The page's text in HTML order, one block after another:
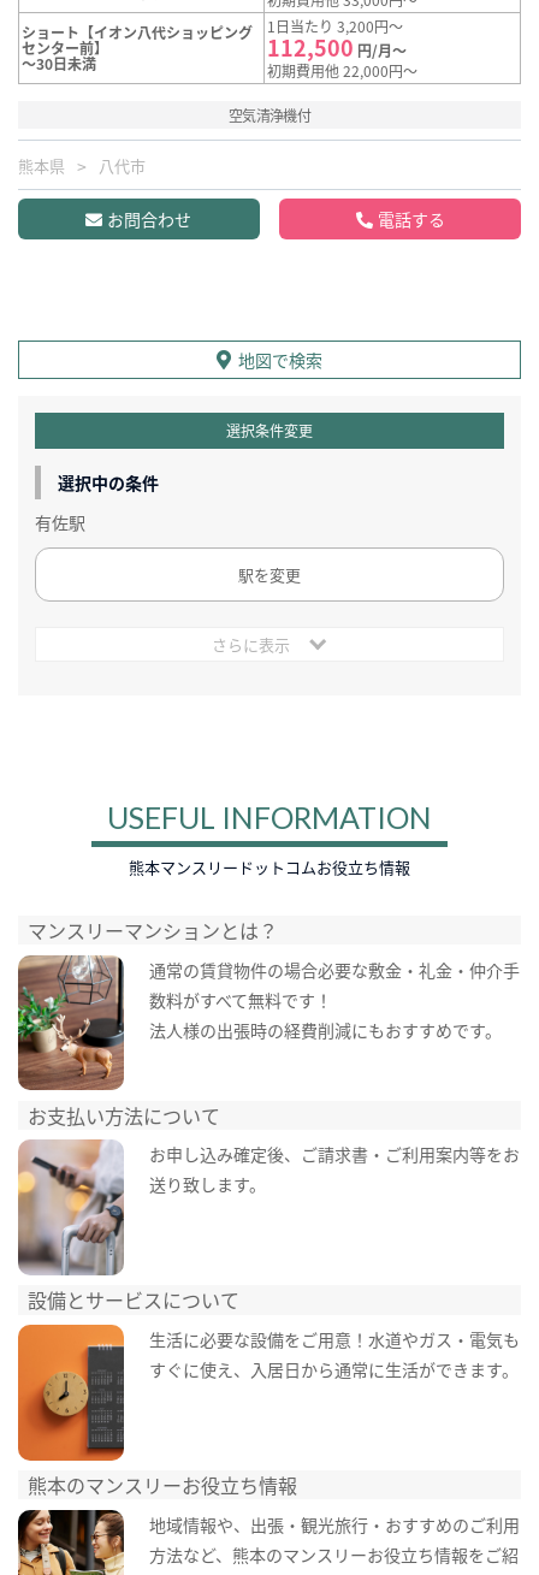
ショート【イオン八代ショッピング
センター前】
～30日未満
1日当たり 3,200円～
112,500 円/月～
初期費用他 22,000円～
空気清浄機付
熊本県 八代市
お問合わせ 電話する
地図で検索
選択条件変更
選択中の条件
有佐駅
駅を変更
さらに表示
USEFUL INFORMATION
熊本マンスリードットコムお役立ち情報
マンスリーマンションとは？
通常の賃貸物件の場合必要な敷金・礼金・仲介手
数料がすべて無料です！
法人様の出張時の経費削減にもおすすめです。
お支払い方法について
お申し込み確定後、ご請求書・ご利用案内等をお
送り致します。
設備とサービスについて
生活に必要な設備をご用意！水道やガス・電気も
すぐに使え、入居日から通常に生活ができます。
熊本のマンスリーお役立ち情報
地域情報や、出張・観光旅行・おすすめのご利用
方法など、熊本のマンスリーお役立ち情報をご紹